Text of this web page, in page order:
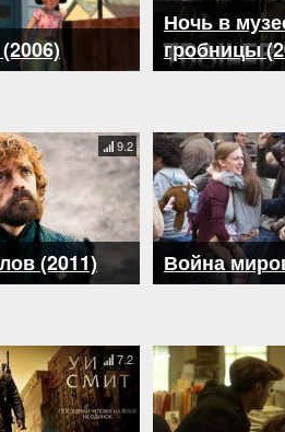
Ночь в
гробницы
(2011)
9.2
Война
7.2